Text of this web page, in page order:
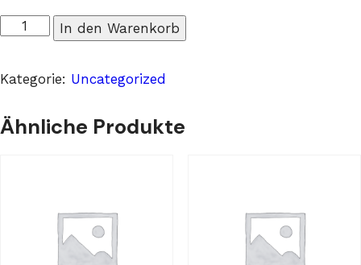
à
pour
In den Warenkorb
Kategorie: Uncategorized
Ähnliche Produkte